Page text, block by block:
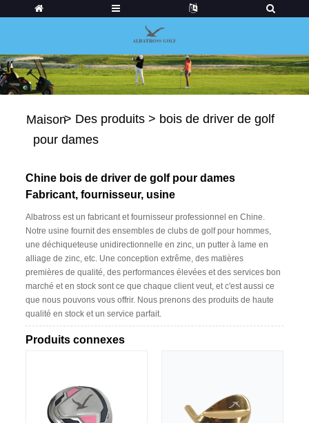
Maison> Des produits > bois de driver de golf
pour dames
Chine bois de driver de golf pour dames
Fabricant, fournisseur, usine
Albatross est un fabricant et fournisseur professionnel en Chine.
Notre usine fournit des ensembles de clubs de golf pour hommes,
une déchiqueteuse unidirectionnelle en zinc, un putter à lame en
alliage de zinc, etc. Une conception extrême, des matières
premières de qualité, des performances élevées et des services bon
marché et en stock sont ce que chaque client veut, et c'est aussi ce
que nous pouvons vous offrir. Nous prenons des produits de haute
qualité en stock et un service parfait.
Produits connexes